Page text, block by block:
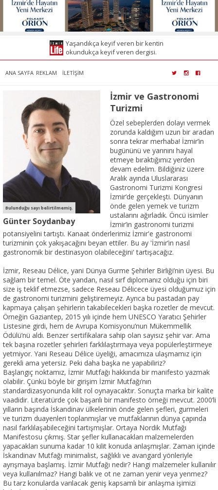
Yaşandıkça keyif veren bir kentin
okundukça keyif veren dergisi.
ANA SAYFA REKLAM İLETİŞİM
Bulunduğu sayı belirtilmemiş.
Günter Soydanbay
İzmir ve Gastronomi
Turizmi
Özel sebeplerden dolayı vermek
zorunda kaldığım uzun bir aradan
sonra tekrar merhaba! İzmir’in
bugününü ve yarınını hayal
etmeye bıraktığımız yerden
devam edelim. Bildiğiniz üzere
Aralık ayında Uluslararası
Gastronomi Turizmi Kongresi
İzmir’de gerçekleşti. Dünyanın
önde gelen yemek ve turizm
ustalarını ağırladık. Öncü isimler
İzmir’in gastronomi turizmi
potansiyelini tartıştı. Kanaat önderlerimiz İzmir'e gastronomi
turizminin çok yakışacağını beyan ettiler. Bu ay 'İzmir’in nasıl
gastronomik bir destinasyon olabileceğini' tartışacağız.
İzmir, Reseau Délice, yani Dünya Gurme Şehirler Birliği’nin üyesi. Bu
sağlam bir temel. Öte yandan, nasıl sırf diplomanız olduğu için biri
size iş teklif etmezse, sadece Reseau Délicece üyesi olduğumuz için
de gastronomi turizmini geliştiremeyiz. Ayrıca bu pastadan pay
kapmaya çalışan şehirlerin takabilecekleri başka rozetler de mevcut.
Örneğin Gaziantep, 2015 yılı içinde hem UNESCO Yaratıcı Şehirler
Listesine girdi, hem de Avrupa Komisyonu’nun Mükemmellik
Ödülü’nü aldı. Benzer sertifikalara sahip olan sayısız şehir var. Ama
tek başına rozetler şehirleri farklılaştırmaya veya popülerleştirmeye
yetmiyor. Yani Reseau Délice üyeliği, amacımıza ulaşmamız için
gerekli ama yetersiz. Peki daha başka ne yapabiliriz?
Başlangıç noktamız, İzmir Mutfağı hakkında bir manifesto yazmak
olabilir. Çünkü böyle bir girişim İzmir Mutfağı’nın
standardizasyonunda kilit rol oynayacaktır. Sonuçta marka bir kalite
vaadidir. Literatürde çok başarılı bir manifesto örneği mevcut. 2000’li
yılların başında İskandinav ülkelerinin önde gelen şefleri, gurmeleri
ve turizm duayenleri toplanmışlar ve mutfaklarının dünya çapında
nasıl farklılaşabileceğini tartışmışlar. Ortaya Nordik Mutfağı
Manifestosu çıkmış. Star şefler kullanacakları malzemelerden
yapacakları sunuma kadar 10 kilit konuda anlaşmışlar. Zaman içinde
İskandinav Mutfağı minimalist, sağlıklı ve avangard yönleriyle
ayrışmaya başlamış. İzmir Mutfağı nedir? Hangi malzemeler kullanılır
veya kullanılmaz? Hangi balık ve ot ne zaman yenir veya yenmez?
Bu tarz konularda varılacak geniş kapsamlı bir anlaşma işimizi